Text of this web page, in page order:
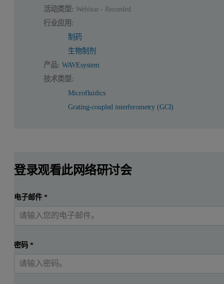
活动类型: Webinar - Recorded
行业应用:
制药
生物制剂
产品: WAVEsystem
技术类型:
Microfluidics
Grating-coupled interferometry (GCI)
登录观看此网络研讨会
电子邮件*
密码*